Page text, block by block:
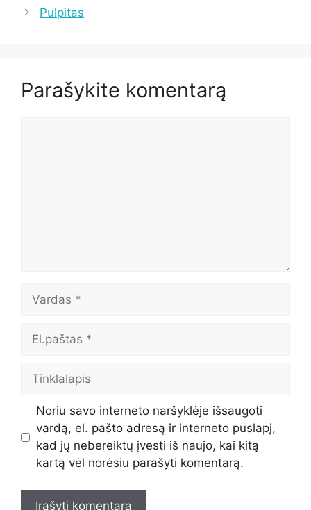
Pulpitas
Parašykite komentarą
Vardas
El.paštas
Tinklalapis
Noriu savo interneto naršyklėje išsaugoti
vardą, el. pašto adresą ir interneto puslapį,
kad jų nebereiktų įvesti iš naujo, kai kitą
kartą vėl norėsiu parašyti komentarą.